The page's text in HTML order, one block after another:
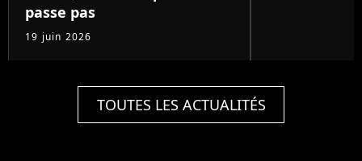
passe pas
19 juin 2026
TOUTES LES ACTUALITÉS